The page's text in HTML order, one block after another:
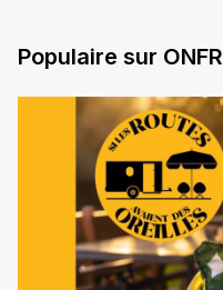
Populaire sur ONFR